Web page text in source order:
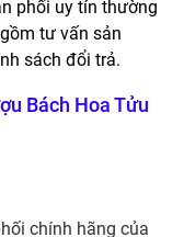
phối uy tín thường
tư vấn sản
sách đổi trả.
Bách Hoa Tửu
chính hãng của